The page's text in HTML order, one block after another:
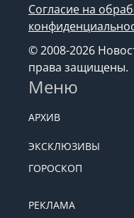
Согласие на
© 2008-2026
права защищены.
Меню
АРХИВ
ЭКСКЛЮЗИВЫ
ГОРОСКОП
РЕКЛАМА